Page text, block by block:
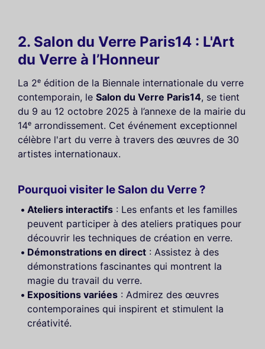
2. Salon du Verre Paris14 : L'Art
du Verre à l’Honneur
La 2ᵉ édition de la Biennale internationale du verre
contemporain, le Salon du Verre Paris14, se tient
du 9 au 12 octobre 2025 à l’annexe de la mairie du
14ᵉ arrondissement. Cet événement exceptionnel
célèbre l'art du verre à travers des œuvres de 30
artistes internationaux.
Pourquoi visiter le Salon du Verre ?
Ateliers interactifs : Les enfants et les familles
peuvent participer à des ateliers pratiques pour
découvrir les techniques de création en verre.
Démonstrations en direct : Assistez à des
démonstrations fascinantes qui montrent la
magie du travail du verre.
Expositions variées : Admirez des œuvres
contemporaines qui inspirent et stimulent la
créativité.